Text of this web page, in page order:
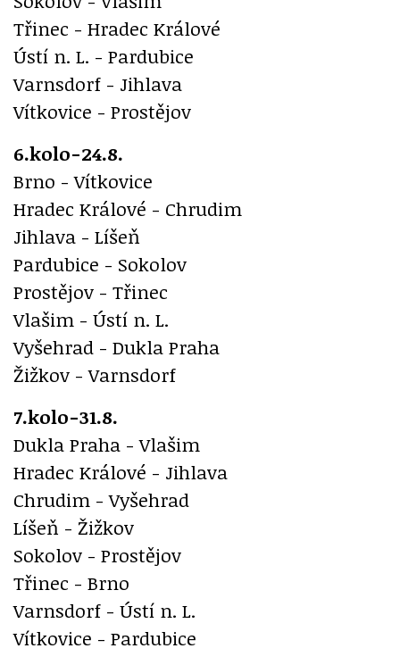
Třinec - Hradec Králové
Ústí n. L. - Pardubice
Varnsdorf - Jihlava
Vítkovice - Prostějov
6.kolo-24.8.
Brno - Vítkovice
Hradec Králové - Chrudim
Jihlava - Líšeň
Pardubice - Sokolov
Prostějov - Třinec
Vlašim - Ústí n. L.
Vyšehrad - Dukla Praha
Žižkov - Varnsdorf
7.kolo-31.8.
Dukla Praha - Vlašim
Hradec Králové - Jihlava
Chrudim - Vyšehrad
Líšeň - Žižkov
Sokolov - Prostějov
Třinec - Brno
Varnsdorf - Ústí n. L.
Vítkovice - Pardubice